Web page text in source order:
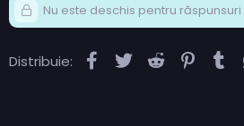
Nu este deschis pentru
Distribuie: Facebook
TwitterReddit